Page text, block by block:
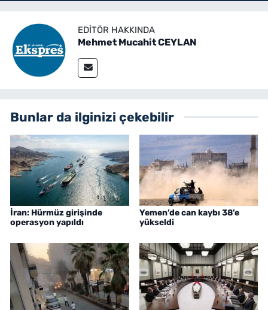
EDITÖR HAKKINDA
Mehmet Mucahit CEYLAN
Bunlar da ilginizi çekebilir
İran: Hürmüz girişinde
operasyon yapıldı
Yemen’de can kaybı 38’e
yükseldi